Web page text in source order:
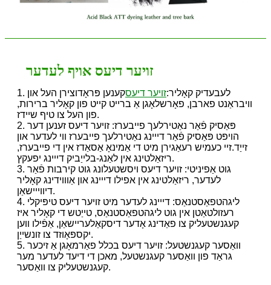
זויער דיעס אויף לעדער
1. לעבעדיק קאָליר:זויער דיעסקענען פּראָדוצירן העל און
וויבראַנט פארבן, פאָרשלאָגן אַ ברייט קייט פון קאָליר ברירות,
פון העל צו טיף שיידז.
2. פּאַסיק פֿאַר נאַטירלעך פייבערז: זויער דיעס זענען דער
הויפּט פּאַסיק פֿאַר דייינג נאַטירלעך פייבערז ווי לעדער און
זייַד.זיי כעמיש רעאַגירן מיט די אַמינאָ אַסאַדז אין די פייבערז,
ריזאַלטינג אין לאַנג-בלייַביק דייינג יפעקץ.
3. גוט אַפיניטי: זויער דיעס ויסשטעלונג גוט קירבות פֿאַר
לעדער, ריזאַלטינג אין אפילו דייינג און אַוווידינג קאָליר
דיווייישאַן.
4. ליגהטפאַסטנאַס: דייינג לעדער מיט זויער דיעס טיפּיקלי
רעזולטאַטן אין גוט ליגהטפאַסטנאַס, טייַטש די קאָליר איז
קעגנשטעליק צו פאַדינג אָדער דיסקאַלעריישאַן, אַפֿילו ווען
יקספּאָוזד צו זונשייַן.
5. וואַסער קעגנשטעל: זויער דיעס בכלל פאַרמאָגן אַ זיכער
גראַד פון וואַסער קעגנשטעל, מאכן די דיעד לעדער מער
קעגנשטעליק צו וואַסער.